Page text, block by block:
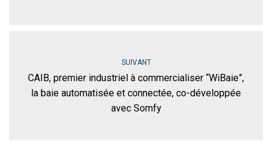
SUIVANT
CAIB, premier industriel à commercialiser “WiBaie”,
la baie automatisée et connectée, co-développée
avec Somfy